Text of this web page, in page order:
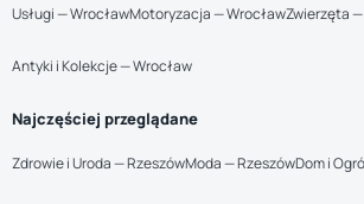
Usługi — WrocławMotoryzacja — WrocławZwierzęta
Antyki i Kolekcje — Wrocław
Najczęściej przeglądane
Zdrowie i Uroda — RzeszówModa — RzeszówDom i